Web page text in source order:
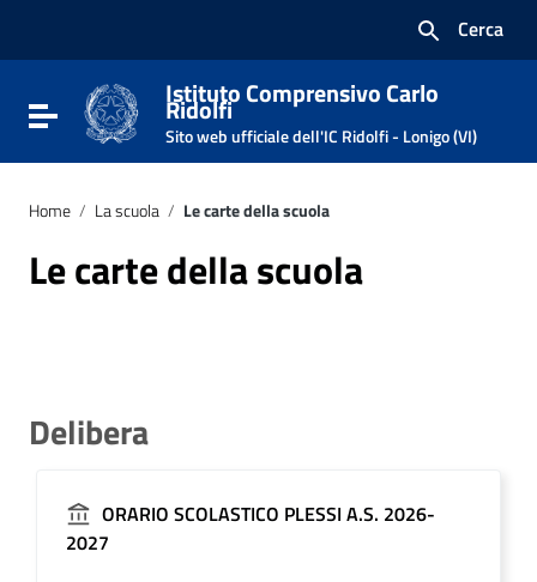
Vai al footer
Cerca
Attiva / disattiva la navigazione
Istituto Comprensivo Carlo
Ridolfi
Sito web ufficiale dell'IC Ridolfi - Lonigo (VI)
Home / La scuola / Le carte della scuola
Le carte della scuola
Delibera
ORARIO SCOLASTICO PLESSI A.S. 2026-
2027